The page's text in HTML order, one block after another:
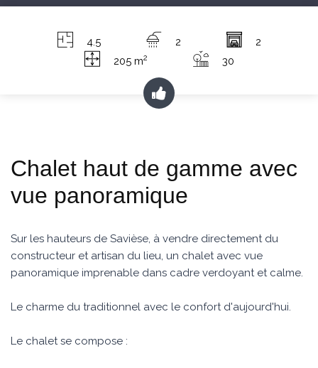
4.5 2
2
205 m2 30
Chalet haut de gamme avec
vue panoramique
Sur les hauteurs de Savièse, à vendre directement du
constructeur et artisan du lieu, un chalet avec vue
panoramique imprenable dans cadre verdoyant et calme.
Le charme du traditionnel avec le confort d'aujourd'hui.
Le chalet se compose :